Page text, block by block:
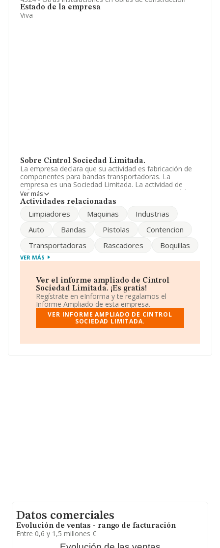
Estado de la empresa
Viva
Sobre Cintrol Sociedad Limitada.
La empresa declara que su actividad es fabricación de
componentes para bandas transportadoras. La
empresa es una Sociedad Limitada. La actividad de
referencia CNAE corresponde a '%cnae%', cuyo Código
es 4324. La compañía es exportadora.
Para comunicarse con sus oficinas, el número de
cintrolsl@cintrolsl.com
. La web es www.cintrol.com.
La sociedadCintrol Sociedad Limitada
, con NIF
B48736599, tiene su domicilio social establecido en
Poligono Industrial Gorosibai Cl Oletxe núm. S/N,
En base a la información de la que dispone INFORMA
sobre 13.878 compañías, la facturación en el ámbito
nacional alcanza los 4.511 millones de euros y el
promedio de la facturación de ventas entre todas las
compañías asciende a los 325 mil euros. Respecto a la
información de la provincia (hablamos de Vizcaya), en la
con ventas en 2025 de hasta 110 millones de euros.
Ver más
Actividades relacionadas
Limpiadores Maquinas
Industrias
Auto
Bandas Pistolas
Contencion
Transportadoras
Rascadores Boquillas
VER MÁS
Ver el informe ampliado de Cintrol
Sociedad Limitada. ¡Es gratis!
Regístrate en eInforma y te regalamos el
Informe Ampliado de esta empresa.
VER INFORME AMPLIADO DE CINTROL
SOCIEDAD LIMITADA.
Datos comerciales
Evolución de ventas - rango de facturación
Entre 0,6 y 1,5 millones €